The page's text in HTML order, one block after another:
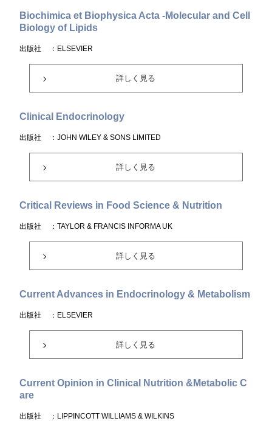
Biochimica et Biophysica Acta -Molecular and Cell
Biology of Lipids
出版社 ：ELSEVIER
詳しく見る
Clinical Endocrinology
出版社 ：JOHN WILEY & SONS LIMITED
詳しく見る
Critical Reviews in Food Science & Nutrition
出版社 ：TAYLOR & FRANCIS INFORMA UK
詳しく見る
Current Advances in Endocrinology & Metabolism
出版社 ：ELSEVIER
詳しく見る
Current Opinion in Clinical Nutrition &Metabolic C
are
出版社 ：LIPPINCOTT WILLIAMS & WILKINS